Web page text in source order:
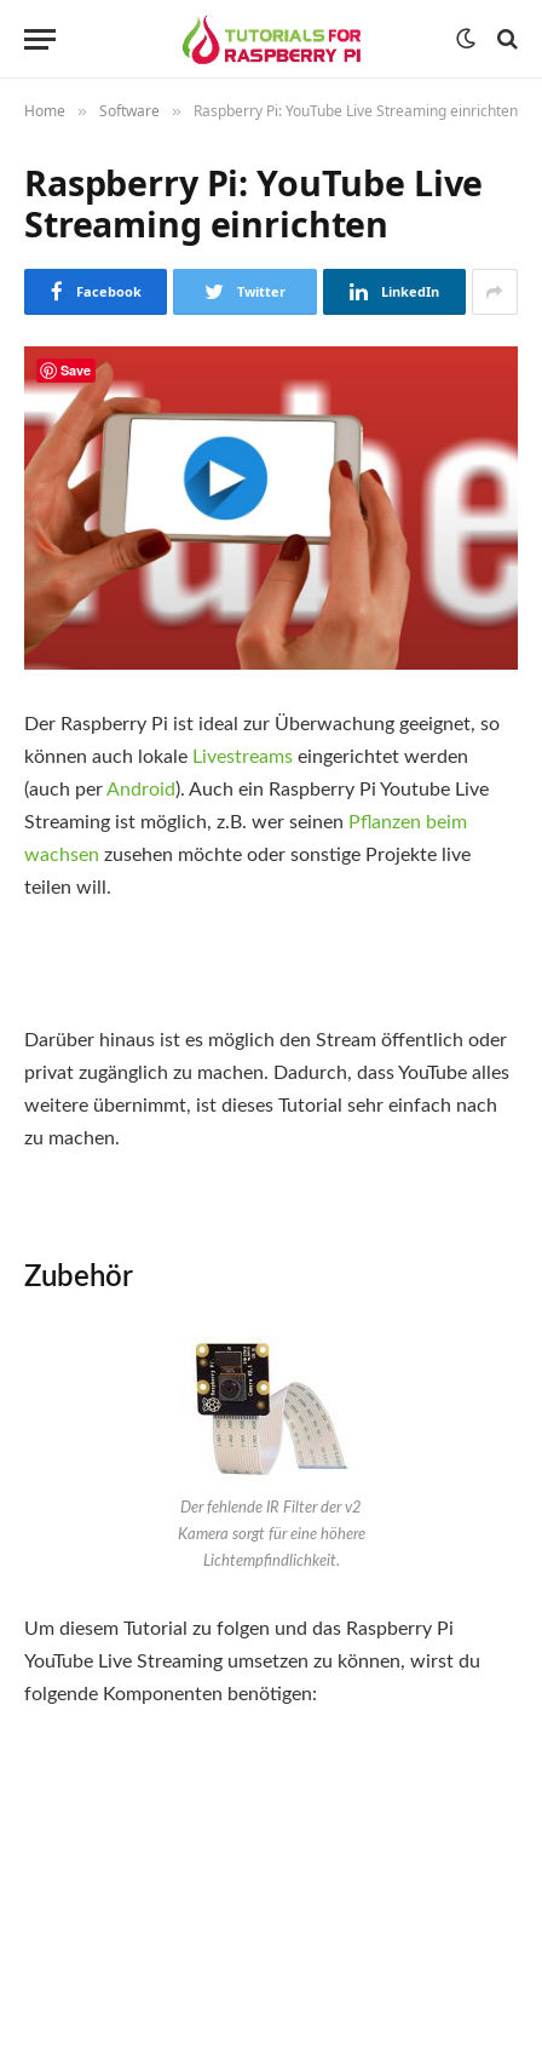
Home » Software » Raspberry Pi: YouTube Live Streaming einrichten
Raspberry Pi: YouTube Live
Streaming einrichten
Facebook Twitter LinkedIn
Der Raspberry Pi ist ideal zur Überwachung geeignet, so
können auch lokale Livestreams eingerichtet werden
(auch perAndroid). Auch ein Raspberry Pi Youtube Live
Streaming ist möglich, z.B. wer seinen Pflanzen beim
wachsen zusehen möchte oder sonstige Projekte live
teilen will.
Darüber hinaus ist es möglich den Stream öffentlich oder
privat zugänglich zu machen. Dadurch, dass YouTube alles
weitere übernimmt, ist dieses Tutorial sehr einfach nach
zu machen.
Zubehör
Der fehlende IR Filter der v2
Kamera sorgt für eine höhere
Lichtempfindlichkeit.
Um diesem Tutorial zu folgen und das Raspberry Pi
YouTube Live Streaming umsetzen zu können, wirst du
folgende Komponenten benötigen:
Save